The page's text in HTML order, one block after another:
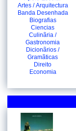
Artes / Arquitectura
Banda Desenhada
Biografias
Ciencias
Culinãria /
Gastronomia
Dicionãrios /
Gramãticas
Direito
Economia